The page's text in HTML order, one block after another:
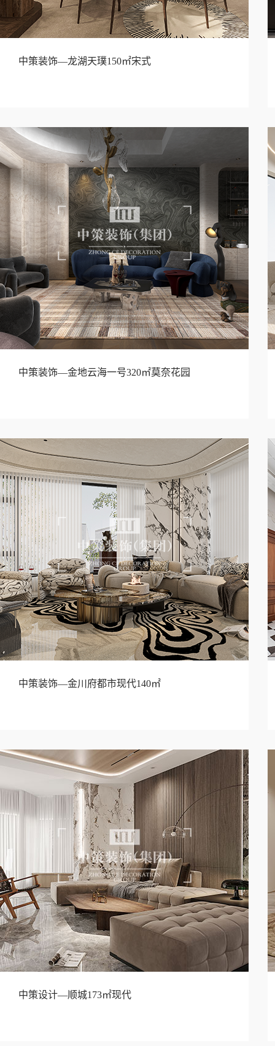
中策装饰—龙湖天璞150㎡宋式
中策装饰—金地云海一号320㎡莫奈花园
中策装饰—金川府都市现代140㎡
中策设计—顺城173㎡现代